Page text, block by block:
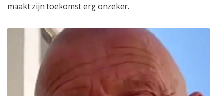
maakt zijn toekomst erg onzeker.